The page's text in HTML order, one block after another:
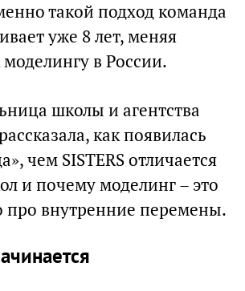
такой подход команда
уже 8 лет, меняя
в России.
школы и агентства
как появилась
чем SISTERS отличается
и почему моделинг – это
про внутренние перемены.